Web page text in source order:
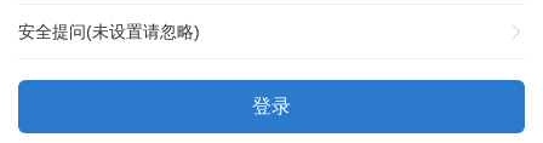
安全提问(未设置请忽略)
登录